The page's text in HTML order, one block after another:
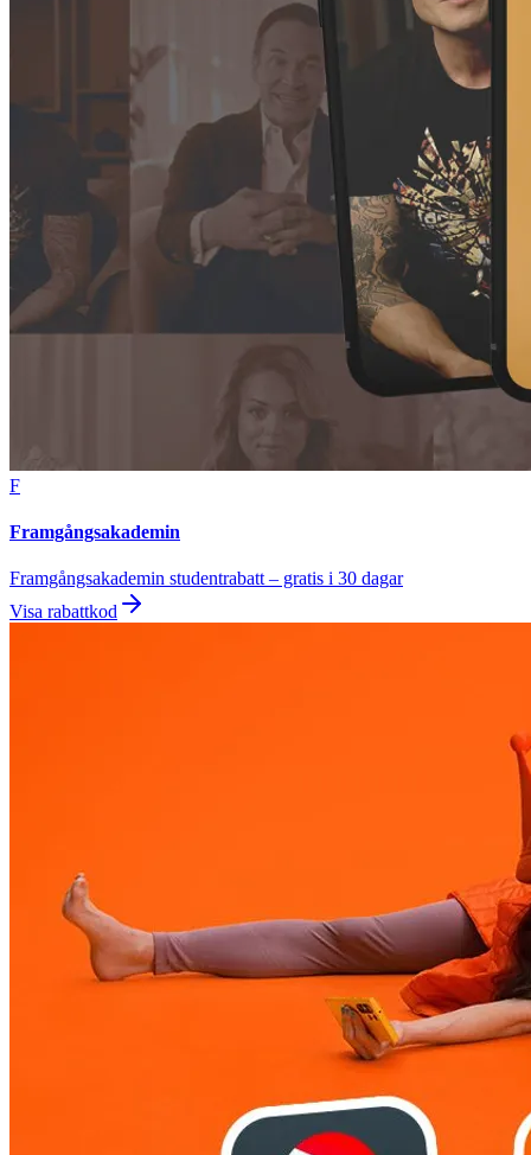
F
Framgångsakademin
Framgångsakademin studentrabatt – gratis i 30 dagar
Visa rabattkod